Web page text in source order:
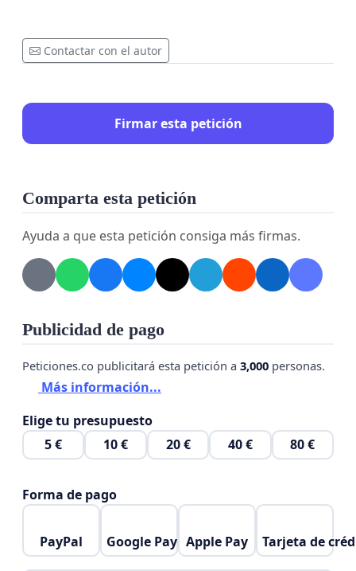
Contactar con el autor
Firmar esta petición
Comparta esta petición
Ayuda a que esta petición consiga más firmas.
Publicidad de pago
Peticiones.co publicitará esta petición a 3,000 personas.
Más información...
Elige tu presupuesto
5 €
10 € 20 € 40 € 80 €
Forma de pago
PayPal Google Pay Apple Pay Tarjeta de